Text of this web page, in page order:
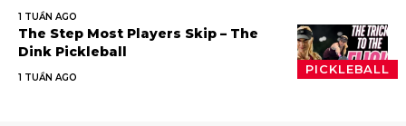
1 TUẦN AGO
PICKLEBALL
The Step Most Players Skip – The
Dink Pickleball
1 TUẦN AGO